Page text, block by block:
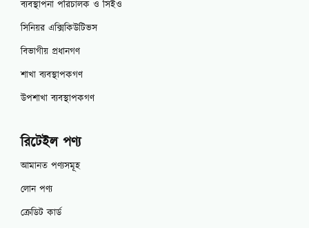
ব্যবস্থাপনা পরিচালক ও সিইও
সিনিয়র এক্সিকিউটিভস
বিভাগীয় প্রধানগণ
শাখা ব্যবস্থাপকগণ
উপশাখা ব্যবস্থাপকগণ
রিটেইল পণ্য
আমানত পণ্যসমূহ
লোন পণ্য
ক্রেডিট কার্ড